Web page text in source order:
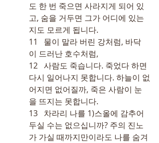
도 한 번 죽으면 사라지게 되어 있
고, 숨을 거두면 그가 어디에 있는
지도 모르게 됩니다.
11   물이 말라 버린 강처럼, 바닥
이 드러난 호수처럼,
12   사람도 죽습니다. 죽었다 하면
다시 일어나지 못합니다. 하늘이 없
어지면 없어질까, 죽은 사람이 눈
을 뜨지는 못합니다.
13   차라리 나를 1)스올에 감추어
두실 수는 없으십니까? 주의 진노
가 가실 때까지만이라도 나를 숨겨